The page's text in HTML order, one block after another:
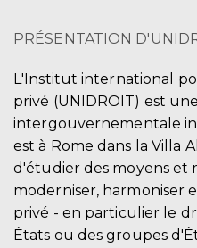
PRÉSENTATION
L'Institut international
privé (UNIDROIT) est
intergouvernementale
est à Rome dans la Villa
d'étudier des moyens et
moderniser, harmoniser
privé - en particulier le
États ou des groupes